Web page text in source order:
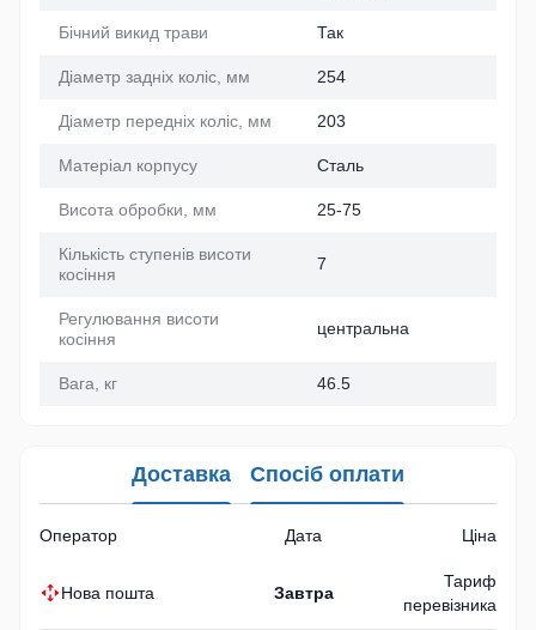
Бічний викид трави Так
Діаметр задніх коліс, мм 254
Діаметр передніх коліс, мм 203
Матеріал корпусу Сталь
Висота обробки, мм 25-75
Кількість ступенів висоти
косіння
7
Регулювання висоти
косіння
центральна
Вага, кг 46.5
Доставка Спосіб оплати
Оператор Дата Ціна
Нова пошта Завтра
Тариф
перевізника